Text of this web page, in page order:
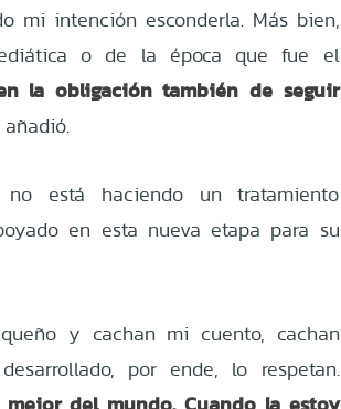
mi intención esconderla. Más bien,
o de la época que fue el
la obligación también de seguir
añadió.
está haciendo un tratamiento
en esta nueva etapa para su
y cachan mi cuento, cachan
por ende, lo respetan.